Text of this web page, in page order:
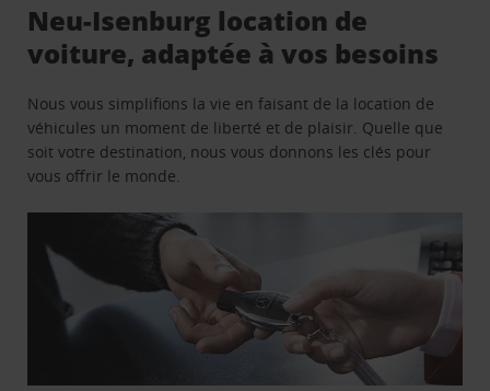
Neu-Isenburg location de
voiture, adaptée à vos besoins
Nous vous simplifions la vie en faisant de la location de
véhicules un moment de liberté et de plaisir. Quelle que
soit votre destination, nous vous donnons les clés pour
vous offrir le monde.